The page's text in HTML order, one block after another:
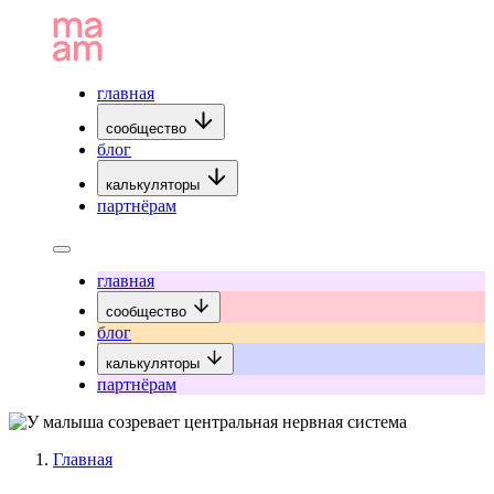
главная
сообщество
блог
калькуляторы
партнёрам
главная
сообщество
блог
калькуляторы
партнёрам
Главная